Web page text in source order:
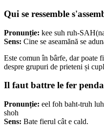
Qui se ressemble
Pronunție: kee suh ruh-
Sens: Cine se aseamănă se
Este comun în bârfe, dar poate
despre grupuri de prieteni și
Il faut battre le fer
Pronunție: eel foh baht-truh
shoh
Sens: Bate fierul cât e cald.